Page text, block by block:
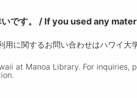
いです。 / If you used any
用に関するお問い合わせはハワイ大
at Manoa Library. For inquiries,